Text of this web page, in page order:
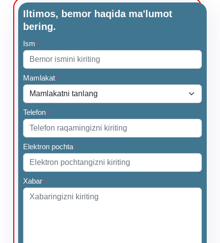
Iltimos, bemor haqida ma'lumot
bering.
Ism*
Mamlakat*
Telefon*
Elektron pochta*
Xabar*